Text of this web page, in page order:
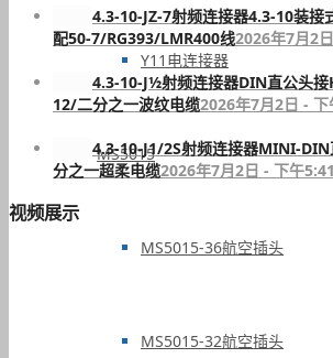
Y11电连接器
MS5015
MS5015-36航空插头
MS5015-32航空插头
4.3-10-JZ-7射频连接器4.3-10装接
配50-7/RG393/LMR400线2026年7月2
4.3-10-J½射频连接器DIN直公头接
12/二分之一波纹电缆2026年7月2日 - 下
4.3-10-J1/2S射频连接器MINI-DIN
分之一超柔电缆2026年7月2日 - 下午5:41
视频展示